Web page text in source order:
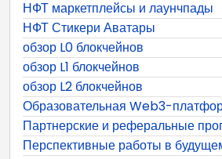
НФТ маркетплейсы и лаунчпады
НФТ Стикери Аватары
обзор L0 блокчейнов
обзор L1 блокчейнов
обзор L2 блокчейнов
Образовательная Web3-
Партнерские и реферальные
Перспективные работы в